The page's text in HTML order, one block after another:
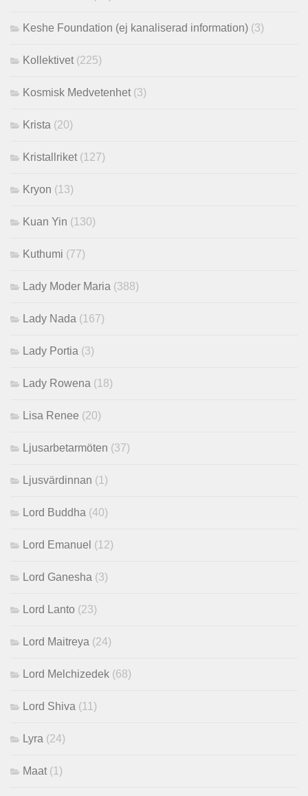
Keshe Foundation (ej kanaliserad information) (3)
Kollektivet (225)
Kosmisk Medvetenhet (3)
Krista (20)
Kristallriket (127)
Kryon (13)
Kuan Yin (130)
Kuthumi (77)
Lady Moder Maria (388)
Lady Nada (167)
Lady Portia (3)
Lady Rowena (18)
Lisa Renee (20)
Ljusarbetarmöten (37)
Ljusvärdinnan (1)
Lord Buddha (40)
Lord Emanuel (12)
Lord Ganesha (3)
Lord Lanto (23)
Lord Maitreya (24)
Lord Melchizedek (68)
Lord Shiva (11)
Lyra (24)
Maat (1)